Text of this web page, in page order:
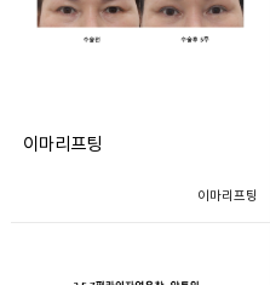
이마리프팅
이마리프팅